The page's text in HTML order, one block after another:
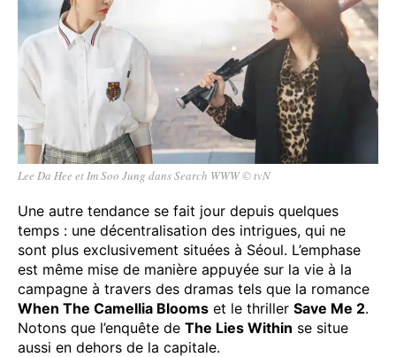
Lee Da Hee et Im Soo Jung dans Search WWW © tvN
Une autre tendance se fait jour depuis quelques
temps : une décentralisation des intrigues, qui ne
sont plus exclusivement situées à Séoul. L’emphase
est même mise de manière appuyée sur la vie à la
campagne à travers des dramas tels que la romance
When The Camellia Blooms et le thriller Save Me 2.
Notons que l’enquête de The Lies Within se situe
aussi en dehors de la capitale.